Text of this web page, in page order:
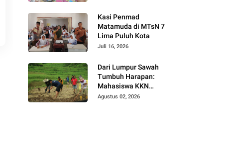
Kasi Penmad
Matamuda di MTsN 7
Lima Puluh Kota
Juli 16, 2026
Dari Lumpur Sawah
Tumbuh Harapan:
Mahasiswa KKN
Universitas Andalas
Agustus 02, 2026